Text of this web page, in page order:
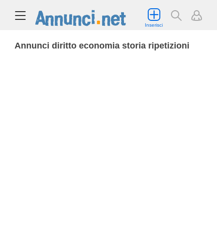
Inserisci
Annunci diritto economia storia ripetizioni